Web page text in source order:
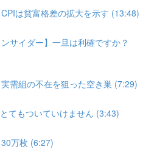
は貧富格差の拡大を示す (13:48)
サイダー】一旦は利確ですか？
需組の不在を狙った空き巣 (7:29)
てもついていけません (3:43)
万枚 (6:27)